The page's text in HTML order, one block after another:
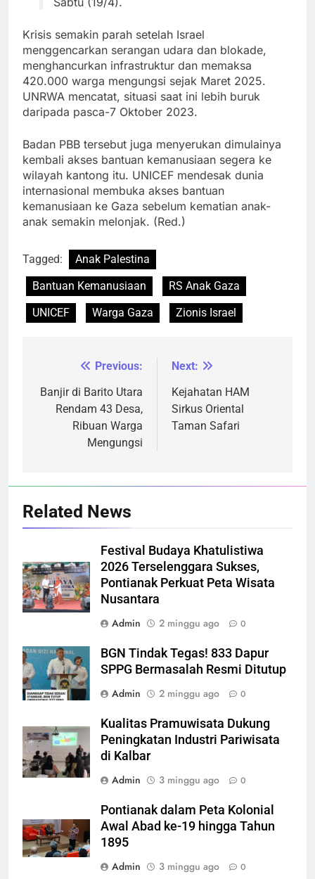
Krisis semakin parah setelah Israel
menggencarkan serangan udara dan blokade,
menghancurkan infrastruktur dan memaksa
420.000 warga mengungsi sejak Maret 2025.
UNRWA mencatat, situasi saat ini lebih buruk
daripada pasca-7 Oktober 2023.
Badan PBB tersebut juga menyerukan dimulainya
kembali akses bantuan kemanusiaan segera ke
wilayah kantong itu. UNICEF mendesak dunia
internasional membuka akses bantuan
kemanusiaan ke Gaza sebelum kematian anak-
anak semakin melonjak. (Red.)
Tagged:
Anak Palestina
Bantuan Kemanusiaan
RS Anak Gaza
UNICEF
Warga Gaza Zionis Israel
Navigasi
pos
Previous:
Banjir di Barito Utara
Rendam 43 Desa,
Ribuan Warga
Mengungsi
Next:
Kejahatan HAM
Sirkus Oriental
Taman Safari
Related News
Festival Budaya Khatulistiwa
2026 Terselenggara Sukses,
Pontianak Perkuat Peta Wisata
Nusantara
Admin
2 minggu ago 0
BGN Tindak Tegas! 833 Dapur
SPPG Bermasalah Resmi Ditutup
Admin
2 minggu ago 0
Kualitas Pramuwisata Dukung
Peningkatan Industri Pariwisata
di Kalbar
Admin
3 minggu ago 0
Pontianak dalam Peta Kolonial
Awal Abad ke-19 hingga Tahun
1895
Admin
3 minggu ago 0